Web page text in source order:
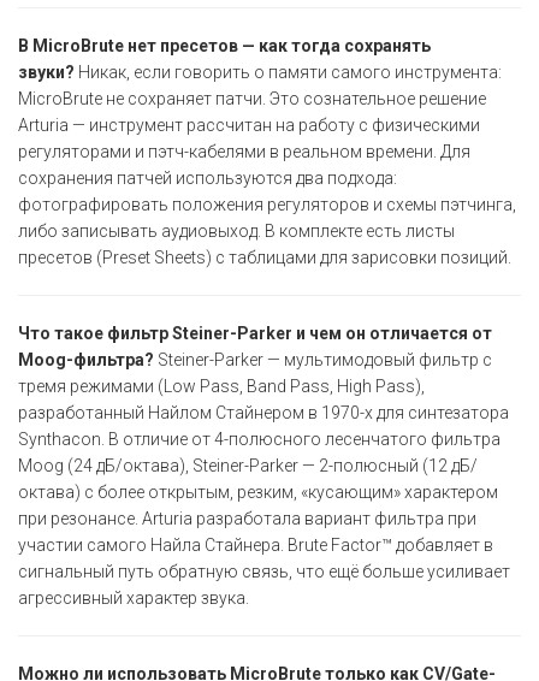
В MicroBrute нет пресетов — как тогда сохранять
звуки? Никак, если говорить о памяти самого инструмента:
MicroBrute не сохраняет патчи. Это сознательное решение
Arturia — инструмент рассчитан на работу с физическими
регуляторами и пэтч-кабелями в реальном времени. Для
сохранения патчей используются два подхода:
фотографировать положения регуляторов и схемы пэтчинга,
либо записывать аудиовыход. В комплекте есть листы
пресетов (Preset Sheets) с таблицами для зарисовки позиций.
Что такое фильтр Steiner-Parker и чем он отличается от
Moog-фильтра? Steiner-Parker — мультимодовый фильтр с
тремя режимами (Low Pass, Band Pass, High Pass),
разработанный Найлом Стайнером в 1970-х для синтезатора
Synthacon. В отличие от 4-полюсного лесенчатого фильтра
Moog (24 дБ/октава), Steiner-Parker — 2-полюсный (12 дБ/
октава) с более открытым, резким, «кусающим» характером
при резонансе. Arturia разработала вариант фильтра при
участии самого Найла Стайнера. Brute Factor™ добавляет в
сигнальный путь обратную связь, что ещё больше усиливает
агрессивный характер звука.
Можно ли использовать MicroBrute только как CV/Gate-